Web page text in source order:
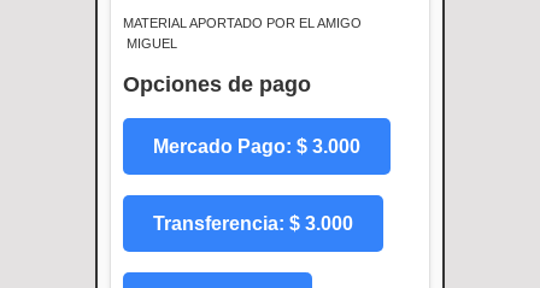
MATERIAL APORTADO POR EL AMIGO
MIGUEL
Opciones de pago
Mercado Pago: $ 3.000
Transferencia: $ 3.000